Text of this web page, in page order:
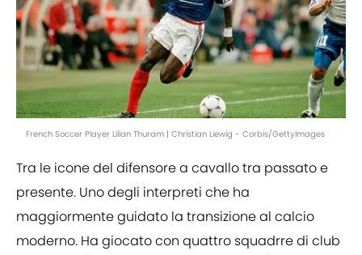
French Soccer Player Lilian Thuram | Christian Liewig - Corbis/GettyImages
Tra le icone del difensore a cavallo tra passato e
presente. Uno degli interpreti che ha
maggiormente guidato la transizione al calcio
moderno. Ha giocato con quattro squadrre di club